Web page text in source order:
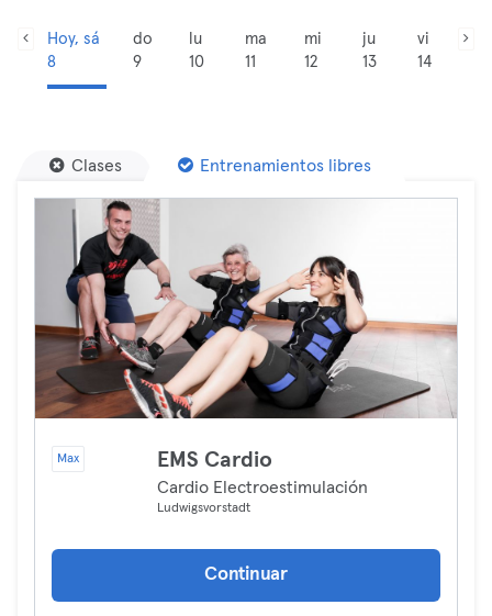
Hoy, sá
8
do
9
lu
10
ma
11
mi
12
ju
13
vi
14
Clases Entrenamientos libres
Max EMS Cardio
Cardio Electroestimulación
Ludwigsvorstadt
Continuar